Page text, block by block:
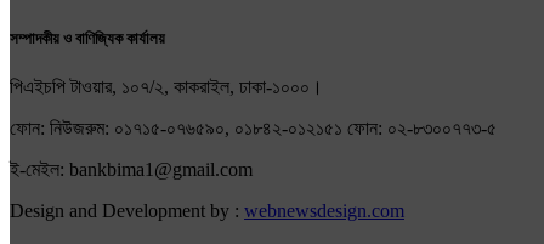
সম্পাদকীয় ও বাণিজ্যিক কার্যালয়
পিএইচপি টাওয়ার, ১০৭/২, কাকরাইল, ঢাকা-১০০০।
ফোন: নিউজরুম: ০১৭১৫-০৭৬৫৯০, ০১৮৪২-০১২১৫১ ফোন: ০২-৮৩০০৭৭৩-৫
ই-মেইল: bankbima1@gmail.com
Design and Development by : webnewsdesign.com